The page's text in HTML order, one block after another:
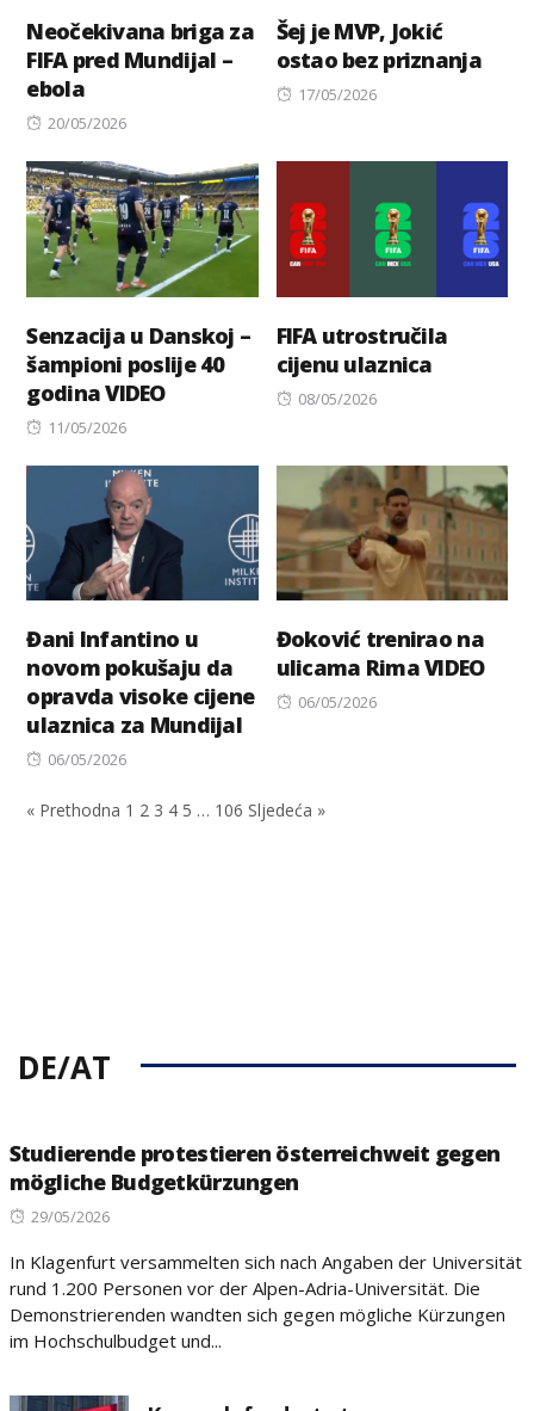
Neočekivana briga za
FIFA pred Mundijal –
ebola
Posted
20/05/2026
Šej je MVP, Jokić
ostao bez priznanja
Posted
17/05/2026
Senzacija u Danskoj –
šampioni poslije 40
godina VIDEO
Posted
11/05/2026
FIFA utrostručila
cijenu ulaznica
Posted
08/05/2026
Đani Infantino u
novom pokušaju da
opravda visoke cijene
ulaznica za Mundijal
Posted
06/05/2026
Đoković trenirao na
ulicama Rima VIDEO
Posted
06/05/2026
« Prethodna 1 2 3 4 5 … 106 Sljedeća »
DE/AT
Studierende protestieren österreichweit gegen
mögliche Budgetkürzungen
Posted
29/05/2026
In Klagenfurt versammelten sich nach Angaben der Universität
rund 1.200 Personen vor der Alpen-Adria-Universität. Die
Demonstrierenden wandten sich gegen mögliche Kürzungen
im Hochschulbudget und...